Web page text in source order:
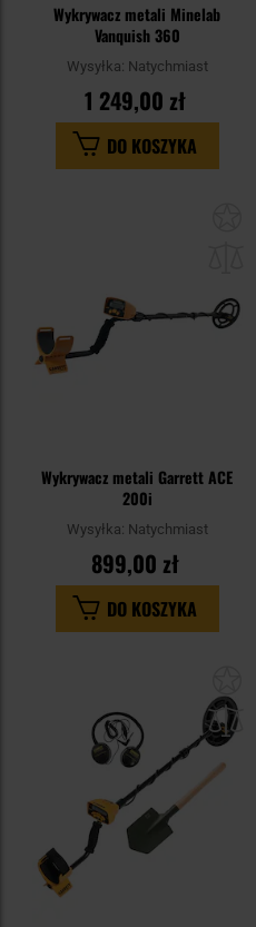
Wykrywacz metali Minelab
Vanquish 360
Wysyłka: Natychmiast
1 249,00 zł
DO KOSZYKA
Wykrywacz metali Garrett ACE
200i
Wysyłka: Natychmiast
899,00 zł
DO KOSZYKA